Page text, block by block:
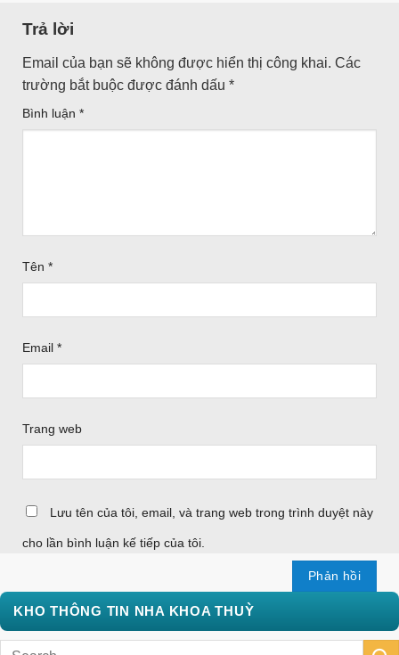
Trả lời
Email của bạn sẽ không được hiển thị công khai. Các
trường bắt buộc được đánh dấu *
Bình luận *
Tên *
Email *
Trang web
Lưu tên của tôi, email, và trang web trong trình duyệt này
cho lần bình luận kế tiếp của tôi.
KHO THÔNG TIN NHA KHOA THUỲ